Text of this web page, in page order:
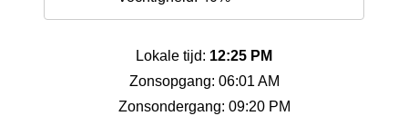
Lokale tijd: 12:25 PM
Zonsopgang: 06:01 AM
Zonsondergang: 09:20 PM